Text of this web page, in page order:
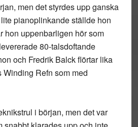
men det styrdes upp ganska
pianoplinkande ställde hon
hon uppenbarligen hör som
80-talsdoftande
och Fredrik Balck flörtar lika
Refn som med
i början, men det var